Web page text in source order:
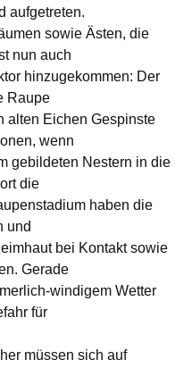
aufgetreten.
sowie Ästen, die
nun auch
hinzugekommen: Der
Raupe
alten Eichen Gespinste
wenn
gebildeten Nestern in die
die
haben die
und
bei Kontakt sowie
Gerade
windigem Wetter
für
müssen sich auf